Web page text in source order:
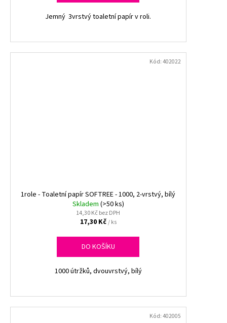
Jemný 3vrstvý toaletní papír v roli.
1role - Toaletní papír SOFTREE - 1000, 2-vrstvý, bílý
Skladem (>50 ks)
14,30 Kč bez DPH
17,30 Kč/ ks
DO KOŠÍKU
1000 útržků, dvouvrstvý, bílý
Kód:402022
Kód:402005